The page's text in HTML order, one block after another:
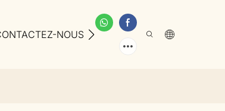
NOUS À PROPOS DE NOUS